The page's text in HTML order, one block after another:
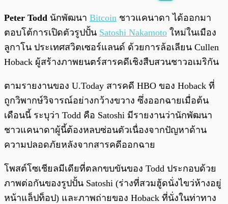
พร้อมเล่น 0:00
Peter Todd นักพัฒนา Bitcoin ชาวแคนาดา ได้ออกมา
ตอบโต้การเปิดตัวรูปปั้น Satoshi Nakamoto ใหม่ในเมือง
ลูกาโน ประเทศสวิตเซอร์แลนด์ ด้วยการล้อเลียน Cullen
Hoback ผู้สร้างภาพยนตร์สารคดีเชิงสืบสวนชาวอเมริกัน
ตามรายงานของ U.Today สารคดี HBO ของ Hoback ที่
ถูกวิพากษ์วิจารณ์อย่างกว้างขวาง ซึ่งออกฉายเมื่อต้น
เดือนนี้ ระบุว่า Todd คือ Satoshi มีรายงานว่านักพัฒนา
ชาวแคนาดาผู้นี้ต้องหลบซ่อนตัวเนื่องจากปัญหาด้าน
ความปลอดภัยหลังจากสารคดีออกฉาย
โพสต์โซเชียลมีเดียที่ตลกขบขันของ Todd ประกอบด้วย
ภาพต่อกันของรูปปั้น Satoshi (ร่างที่สวมฮู้ดนั่งไขว่ห้างอยู่
หน้าแล็ปท็อป) และภาพถ่ายของ Hoback ที่นั่งในท่าทาง